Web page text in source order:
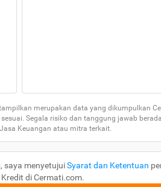
merupakan data yang dikumpulkan
Segala risiko dan tanggung jawab
Keuangan atau mitra terkait.
saya menyetujuiSyarat dan Ketentuan
di Cermati.com.